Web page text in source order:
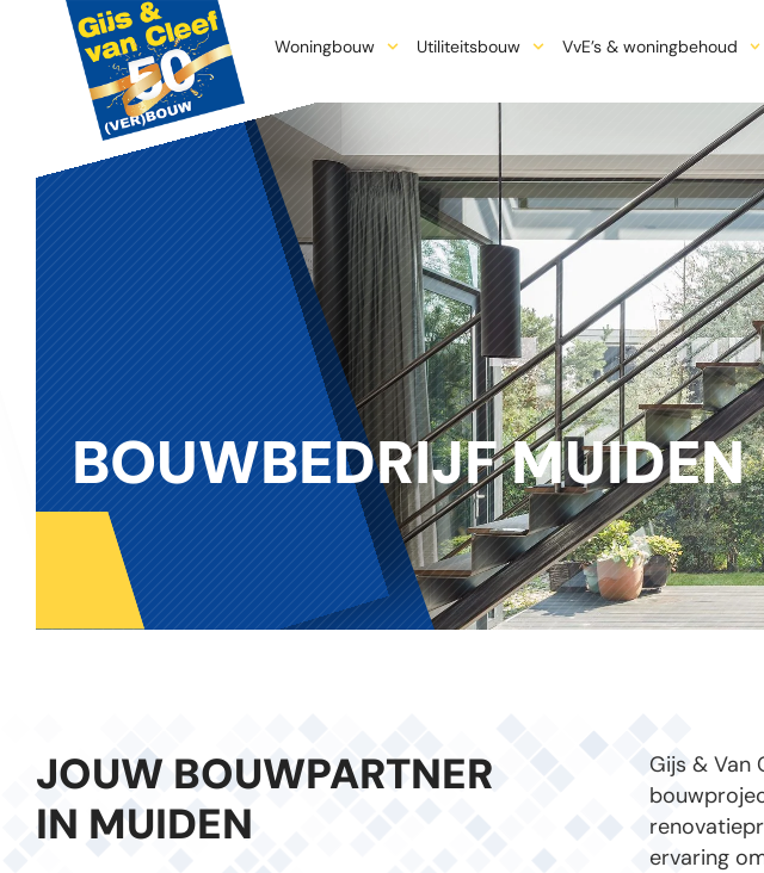
Woningbouw Utiliteitsbouw VvE’s & woningbehoud
BOUWBEDRIJF MUIDEN
JOUW BOUWPARTNER
IN MUIDEN
Gijs & Van
ervaring